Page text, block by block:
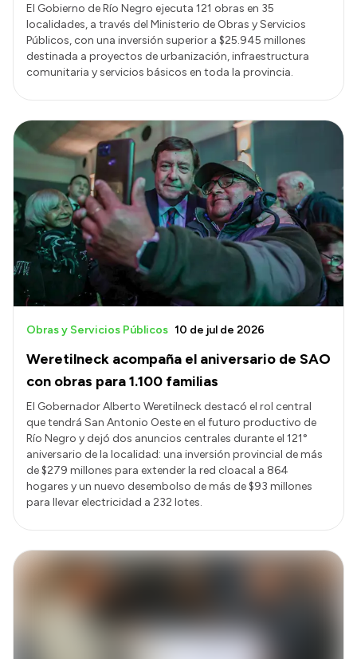
El Gobierno de Río Negro ejecuta 121 obras en 35
localidades, a través del Ministerio de Obras y Servicios
Públicos, con una inversión superior a $25.945 millones
destinada a proyectos de urbanización, infraestructura
comunitaria y servicios básicos en toda la provincia.
Weretilneck acompaña el aniversario de SAO
con obras para 1.100 familias
Obras y Servicios Públicos 10 de jul de 2026
El Gobernador Alberto Weretilneck destacó el rol central
que tendrá San Antonio Oeste en el futuro productivo de
Río Negro y dejó dos anuncios centrales durante el 121°
aniversario de la localidad: una inversión provincial de más
de $279 millones para extender la red cloacal a 864
hogares y un nuevo desembolso de más de $93 millones
para llevar electricidad a 232 lotes.